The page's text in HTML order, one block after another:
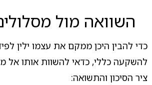
השוואה מול
כדי להבין היכן ממקם את עצמו ילין
להשקעה כללי, כדאי להשוות אותו אל
ציר הסיכון והתשואה: